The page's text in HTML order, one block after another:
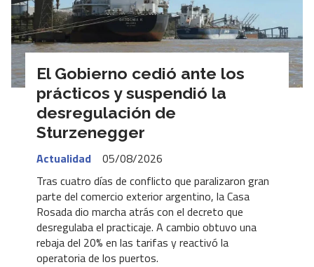
El Gobierno cedió ante los
prácticos y suspendió la
desregulación de
Sturzenegger
Actualidad
05/08/2026
Tras cuatro días de conflicto que paralizaron gran
parte del comercio exterior argentino, la Casa
Rosada dio marcha atrás con el decreto que
desregulaba el practicaje. A cambio obtuvo una
rebaja del 20% en las tarifas y reactivó la
operatoria de los puertos.